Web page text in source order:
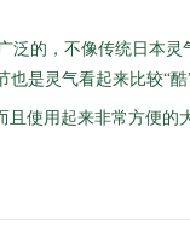
泛的，不像传统日本
也是灵气看起来比较“
且使用起来非常方便